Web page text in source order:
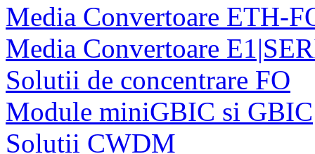
Media Convertoare ETH-
Media Convertoare
Solutii de concentrare FO
Module miniGBIC si GBIC
Solutii CWDM